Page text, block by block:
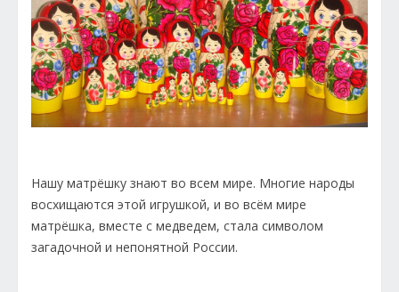
Нашу матрёшку знают во всем мире. Многие народы
восхищаются этой игрушкой, и во всём мире
матрёшка, вместе с медведем, стала символом
загадочной и непонятной России.